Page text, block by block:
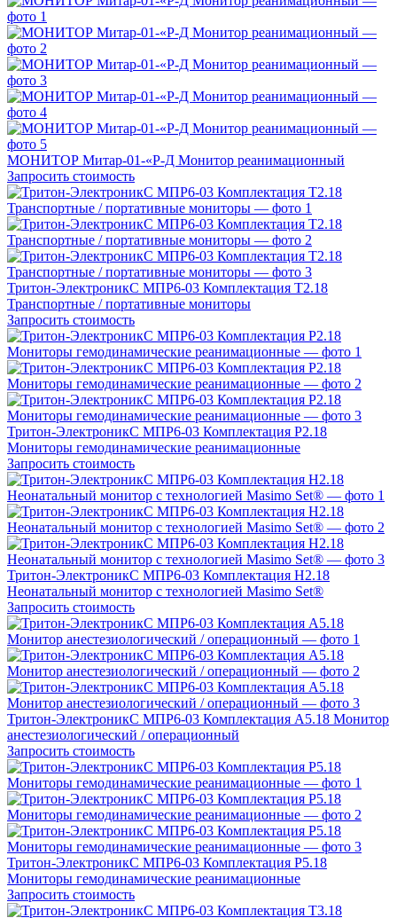
МОНИТОР Митар-01-«Р-Д Монитор реанимационный
Запросить стоимость
Тритон-ЭлектроникС МПР6-03 Комплектация Т2.18
Транспортные / портативные мониторы
Запросить стоимость
Тритон-ЭлектроникС МПР6-03 Комплектация Р2.18
Мониторы гемодинамические реанимационные
Запросить стоимость
Тритон-ЭлектроникС МПР6-03 Комплектация Н2.18
Неонатальный монитор с технологией Masimo Set®
Запросить стоимость
Тритон-ЭлектроникС МПР6-03 Комплектация А5.18 Монитор
анестезиологический / операционный
Запросить стоимость
Тритон-ЭлектроникС МПР6-03 Комплектация Р5.18
Мониторы гемодинамические реанимационные
Запросить стоимость